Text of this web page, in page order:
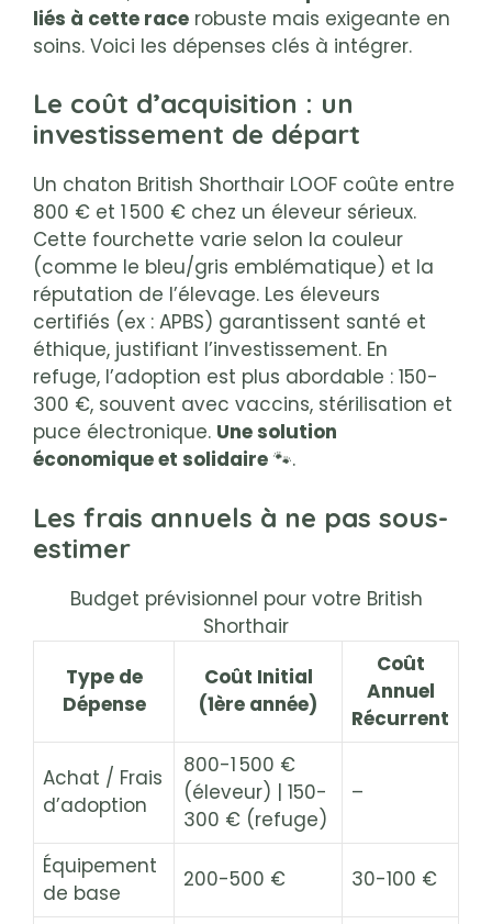
liés à cette race robuste mais exigeante en
soins. Voici les dépenses clés à intégrer.
Le coût d’acquisition : un
investissement de départ
Un chaton British Shorthair LOOF coûte entre
800 € et 1 500 € chez un éleveur sérieux.
Cette fourchette varie selon la couleur
(comme le bleu/gris emblématique) et la
réputation de l’élevage. Les éleveurs
certifiés (ex : APBS) garantissent santé et
éthique, justifiant l’investissement. En
refuge, l’adoption est plus abordable : 150-
300 €, souvent avec vaccins, stérilisation et
puce électronique. Une solution
économique et solidaire 🐾.
Les frais annuels à ne pas sous-
estimer
Budget prévisionnel pour votre British
Shorthair
Type de
Dépense
Coût Initial
(1ère année)
Coût
Annuel
Récurrent
Achat / Frais
d’adoption
800-1 500 €
(éleveur) | 150-
300 € (refuge)
–
Équipement
de base
200-500 € 30-100 €